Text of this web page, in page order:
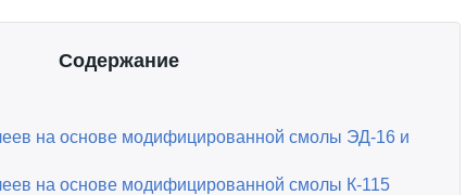
Содержание
на основе модифицированной смолы ЭД-16 и
на основе модифицированной смолы К-115